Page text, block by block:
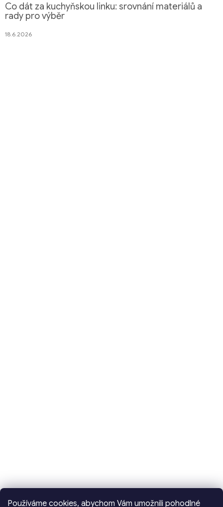
Používáme cookies, abychom Vám umožnili pohodlné
Co dát za kuchyňskou linku: srovnání materiálů a
rady pro výběr
18.6.2026